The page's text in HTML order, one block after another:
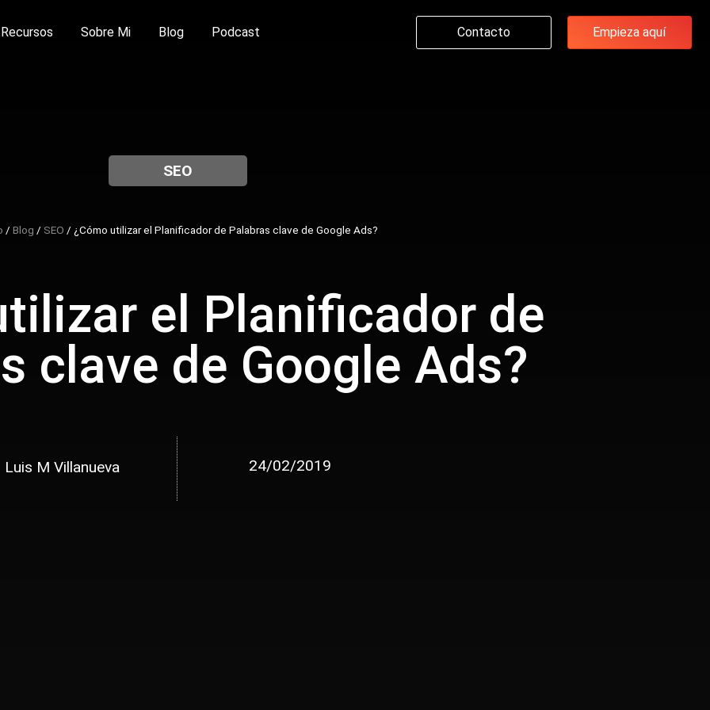
Recursos Sobre Mi Blog Podcast Contacto Empieza aquí
SEO
/ Blog / SEO / ¿Cómo utilizar el Planificador de Palabras clave de Google Ads?
el Planificador de
clave de Google Ads?
Luis M Villanueva 24/02/2019